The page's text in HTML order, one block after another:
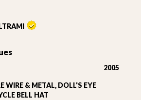
2005
WIRE & METAL, DOLL'S EYE
BELL HAT